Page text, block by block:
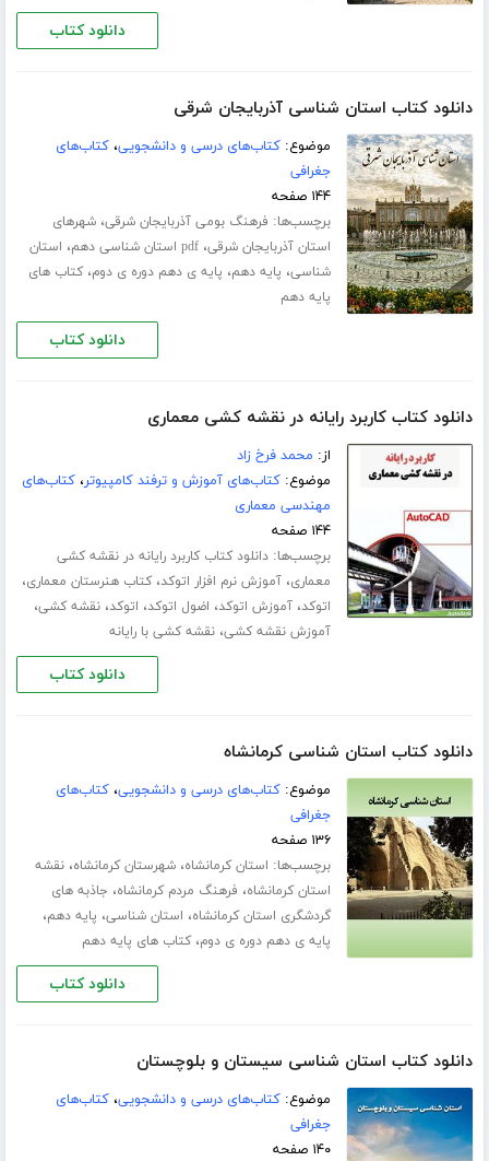
دانلود کتاب
دانلود کتاب استان شناسی آذربایجان شرقی
موضوع:کتاب‌های درسی و دانشجویی،کتاب‌های
جغرافی
۱۴۴ صفحه
برچسب‌ها: فرهنگ بومی آذربایجان شرقی،شهرهای
استان آذربایجان شرقی،pdf استان شناسی دهم ، استان
شناسی، پایه دهم، پایه ی دهم دوره ی دوم،کتاب های
پایه دهم
دانلود کتاب
دانلود کتاب کاربرد رایانه در نقشه کشی معماری
از: محمد فرخ زاد
موضوع:کتاب‌های آموزش و ترفند کامپیوتر،کتاب‌های
مهندسی معماری
۱۴۴ صفحه
برچسب‌ها:دانلود کتاب کاربرد رایانه در نقشه کشی
معماری،آموزش نرم افزار اتوکد،کتاب هنرستان معماری،
اتوکد،آموزش اتوکد، اضول اتوکد، اتوکد،نقشه کشی،
آموزش نقشه کشی،نقشه کشی با رایانه
دانلود کتاب
دانلود کتاب استان شناسی کرمانشاه
موضوع:کتاب‌های درسی و دانشجویی،کتاب‌های
جغرافی
۱۳۶ صفحه
برچسب‌ها: استان کرمانشاه،شهرستان کرمانشاه،نقشه
استان کرمانشاه، فرهنگ مردم کرمانشاه، جاذبه های
گردشگری استان کرمانشاه، استان شناسی، پایه دهم،
پایه ی دهم دوره ی دوم،کتاب های پایه دهم
دانلود کتاب
دانلود کتاب استان شناسی سیستان و بلوچستان
موضوع:کتاب‌های درسی و دانشجویی،کتاب‌های
جغرافی
۱۴۰ صفحه